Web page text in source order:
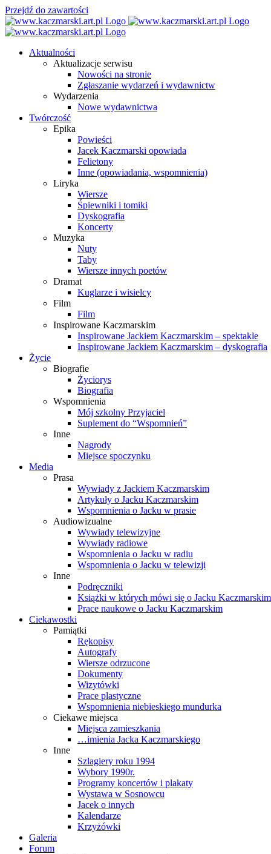
Przejdź do zawartości
Aktualności
Aktualizacje serwisu
Nowości na stronie
Zgłaszanie wydarzeń i wydawnictw
Wydarzenia
Nowe wydawnictwa
Twórczość
Epika
Powieści
Jacek Kaczmarski opowiada
Felietony
Inne (opowiadania, wspomnienia)
Liryka
Wiersze
Śpiewniki i tomiki
Dyskografia
Koncerty
Muzyka
Nuty
Taby
Wiersze innych poetów
Dramat
Kuglarze i wisielcy
Film
Film
Inspirowane Kaczmarskim
Inspirowane Jackiem Kaczmarskim – spektakle
Inspirowane Jackiem Kaczmarskim – dyskografia
Życie
Biografie
Życiorys
Biografia
Wspomnienia
Mój szkolny Przyjaciel
Suplement do “Wspomnień”
Inne
Nagrody
Miejsce spoczynku
Media
Prasa
Wywiady z Jackiem Kaczmarskim
Artykuły o Jacku Kaczmarskim
Wspomnienia o Jacku w prasie
Audiowizualne
Wywiady telewizyjne
Wywiady radiowe
Wspomnienia o Jacku w radiu
Wspomnienia o Jacku w telewizji
Inne
Podręczniki
Książki w których mówi się o Jacku Kaczmarskim
Prace naukowe o Jacku Kaczmarskim
Ciekawostki
Pamiątki
Rękopisy
Autografy
Wiersze odrzucone
Dokumenty
Wizytówki
Prace plastyczne
Wspomnienia niebieskiego mundurka
Ciekawe miejsca
Miejsca zamieszkania
…imienia Jacka Kaczmarskiego
Inne
Szlagiery roku 1994
Wybory 1990r.
Programy koncertów i plakaty
Wystawa w Sosnowcu
Jacek o innych
Kalendarze
Krzyżówki
Galeria
Forum